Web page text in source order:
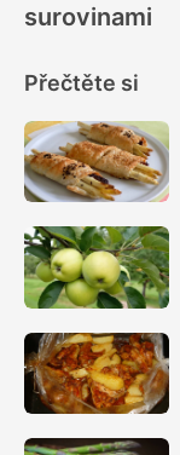
surovinami
Přečtěte si